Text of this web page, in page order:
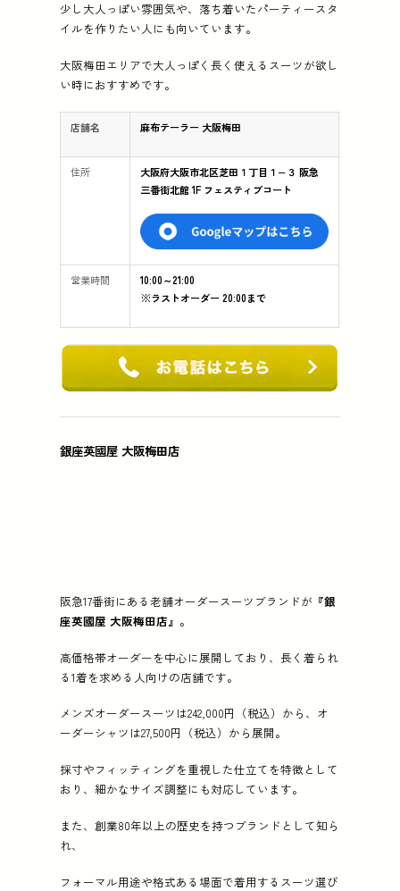
少し大人っぽい雰囲気や、落ち着いたパーティースタ
イルを作りたい人にも向いています。
大阪梅田エリアで大人っぽく長く使えるスーツが欲し
い時におすすめです。
店舗名 麻布テーラー 大阪梅田
住所
大阪府大阪市北区芝田１丁目１−３ 阪急
三番街北館 1F フェスティブコート
営業時間
10:00～21:00
※ラストオーダー 20:00まで
銀座英國屋 大阪梅田店
阪急17番街にある老舗オーダースーツブランドが 『銀
座英國屋 大阪梅田店』。
高価格帯オーダーを中心に展開しており、長く着られ
る1着を求める人向けの店舗です。
メンズオーダースーツは242,000円（税込）から、オ
ーダーシャツは27,500円（税込）から展開。
採寸やフィッティングを重視した仕立てを特徴として
おり、細かなサイズ調整にも対応しています。
また、創業80年以上の歴史を持つブランドとして知ら
れ、
フォーマル用途や格式ある場面で着用するスーツ選び